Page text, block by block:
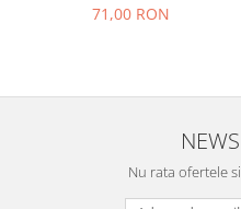
71,00 RON
Nu rata ofertele